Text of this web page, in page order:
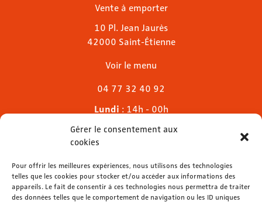
Gérer le consentement aux
cookies
Pour offrir les meilleures expériences, nous utilisons des technologies
telles que les cookies pour stocker et/ou accéder aux informations des
appareils. Le fait de consentir à ces technologies nous permettra de traiter
des données telles que le comportement de navigation ou les ID uniques
Vente à emporter
10 Pl. Jean Jaurès
42000 Saint-Étienne
Voir le menu
04 77 32 40 92
Lundi : 14h - 00h
Mardi & mercredi
Jeudi
Dimanche: 11h - 00h